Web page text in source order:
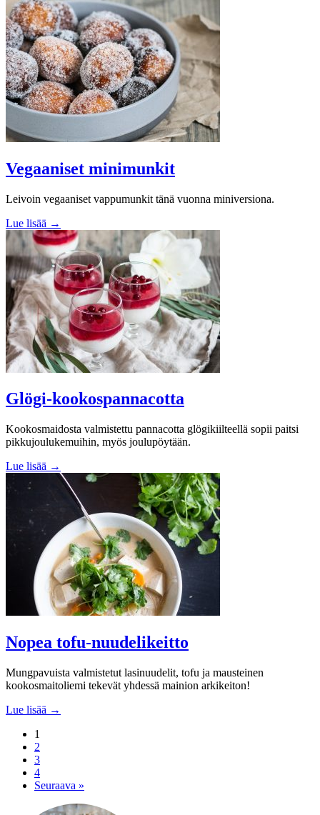
Vegaaniset minimunkit
Leivoin vegaaniset vappumunkit tänä vuonna miniversiona.
Lue lisää →
Glögi-kookospannacotta
Kookosmaidosta valmistettu pannacotta glögikiilteellä sopii paitsi
pikkujoulukemuihin, myös joulupöytään.
Lue lisää →
Nopea tofu-nuudelikeitto
Mungpavuista valmistetut lasinuudelit, tofu ja mausteinen
kookosmaitoliemi tekevät yhdessä mainion arkikeiton!
Lue lisää →
1
2
3
4
Seuraava »